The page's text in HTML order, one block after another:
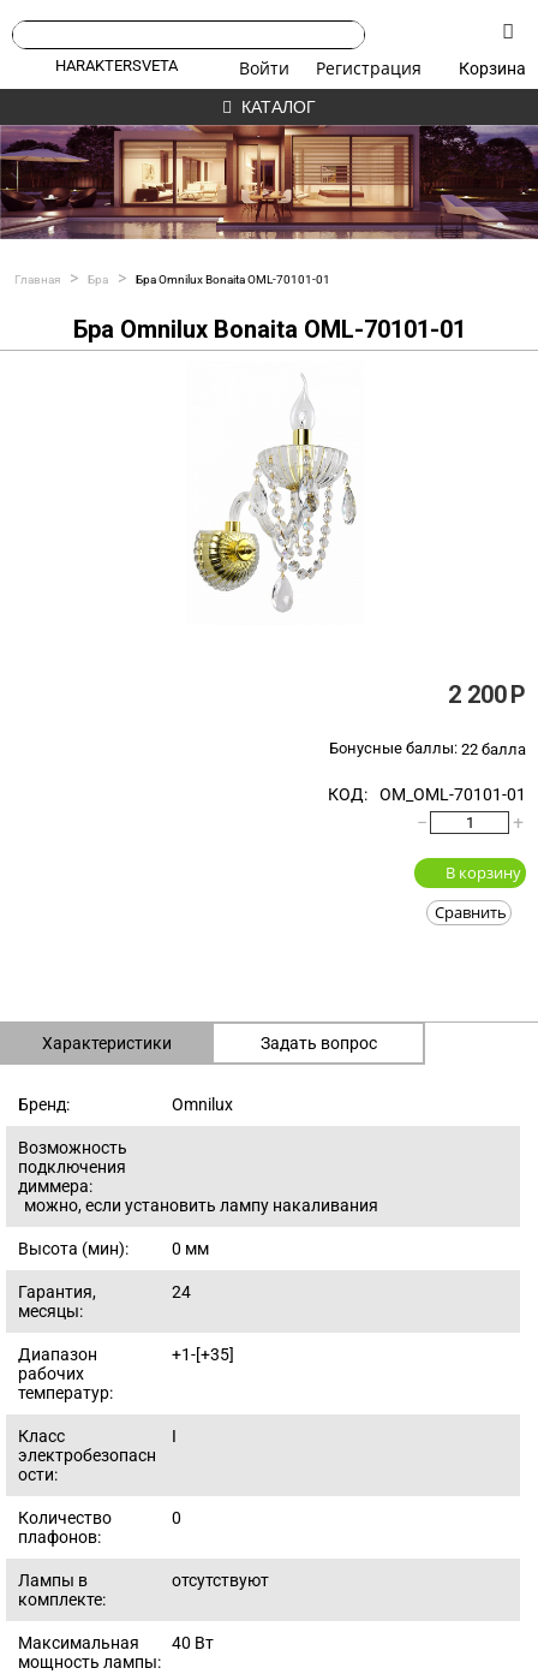
Корзина
Войти Регистрация
HARAKTERSVETA
КАТАЛОГ
Главная > Бра > Бра Omnilux Bonaita OML-70101-01
Бра Omnilux Bonaita OML-70101-01
2 200Р
Бонусные баллы: 22 балла
КОД: OM_OML-70101-01
+
−
В корзину
Сравнить
Характеристики Задать вопрос
Бренд: Omnilux
Возможность
подключения
диммера:
можно, если установить лампу накаливания
Высота (мин): 0 мм
Гарантия,
месяцы:
24
Диапазон
рабочих
температур:
+1-[+35]
Класс
электробезопасн
ости:
I
Количество
плафонов:
0
Лампы в
комплекте:
отсутствуют
Максимальная
мощность лампы:
40 Вт